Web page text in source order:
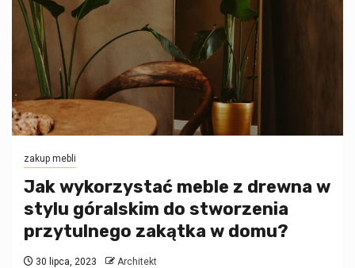
zakup mebli
Jak wykorzystać meble z drewna w
stylu góralskim do stworzenia
przytulnego zakątka w domu?
30 lipca, 2023 Architekt